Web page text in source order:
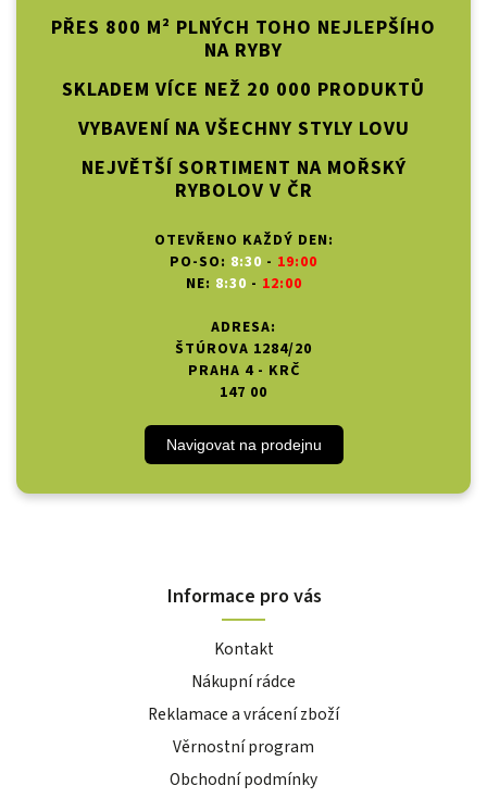
PŘES 800 M² PLNÝCH TOHO NEJLEPŠÍHO
NA RYBY
SKLADEM VÍCE NEŽ 20 000 PRODUKTŮ
VYBAVENÍ NA VŠECHNY STYLY LOVU
NEJVĚTŠÍ SORTIMENT NA MOŘSKÝ
RYBOLOV V ČR
OTEVŘENO KAŽDÝ DEN:
PO-SO: 8:30 - 19:00
NE: 8:30 - 12:00
ADRESA:
ŠTÚROVA 1284/20
PRAHA 4 - KRČ
147 00
Navigovat na prodejnu
Informace pro vás
Kontakt
Nákupní rádce
Reklamace a vrácení zboží
Věrnostní program
Obchodní podmínky